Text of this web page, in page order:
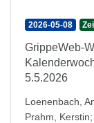
2026-05-08
GrippeWeb-
5.5.2026
Loenenbach,
Prahm, Kerstin;